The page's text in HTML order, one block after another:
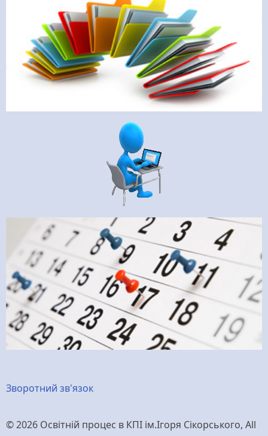
Меню
колонтитулу
Зворотний зв'язок
© 2026 Освітній процес в КПІ ім.Ігоря Сікорського, All